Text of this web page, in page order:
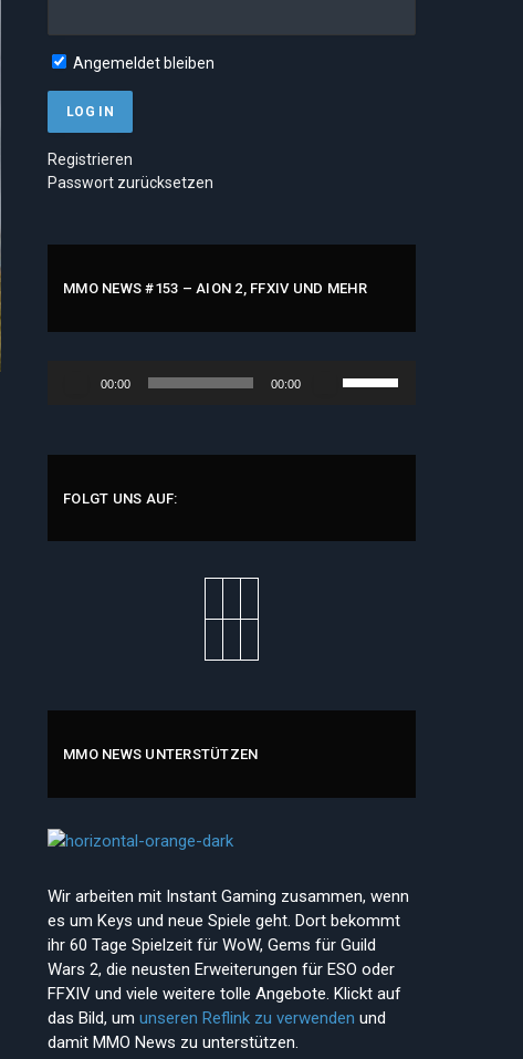
Angemeldet bleiben
Registrieren
Passwort zurücksetzen
MMO NEWS #153 – AION 2, FFXIV UND MEHR
00:00 00:00
FOLGT UNS AUF:
MMO NEWS UNTERSTÜTZEN
Wir arbeiten mit Instant Gaming zusammen, wenn
es um Keys und neue Spiele geht. Dort bekommt
ihr 60 Tage Spielzeit für WoW, Gems für Guild
Wars 2, die neusten Erweiterungen für ESO oder
FFXIV und viele weitere tolle Angebote. Klickt auf
das Bild, um unseren Reflink zu verwenden und
damit MMO News zu unterstützen.